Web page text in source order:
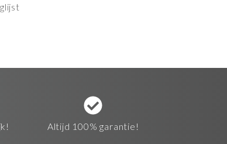
Altijd 100% garantie!